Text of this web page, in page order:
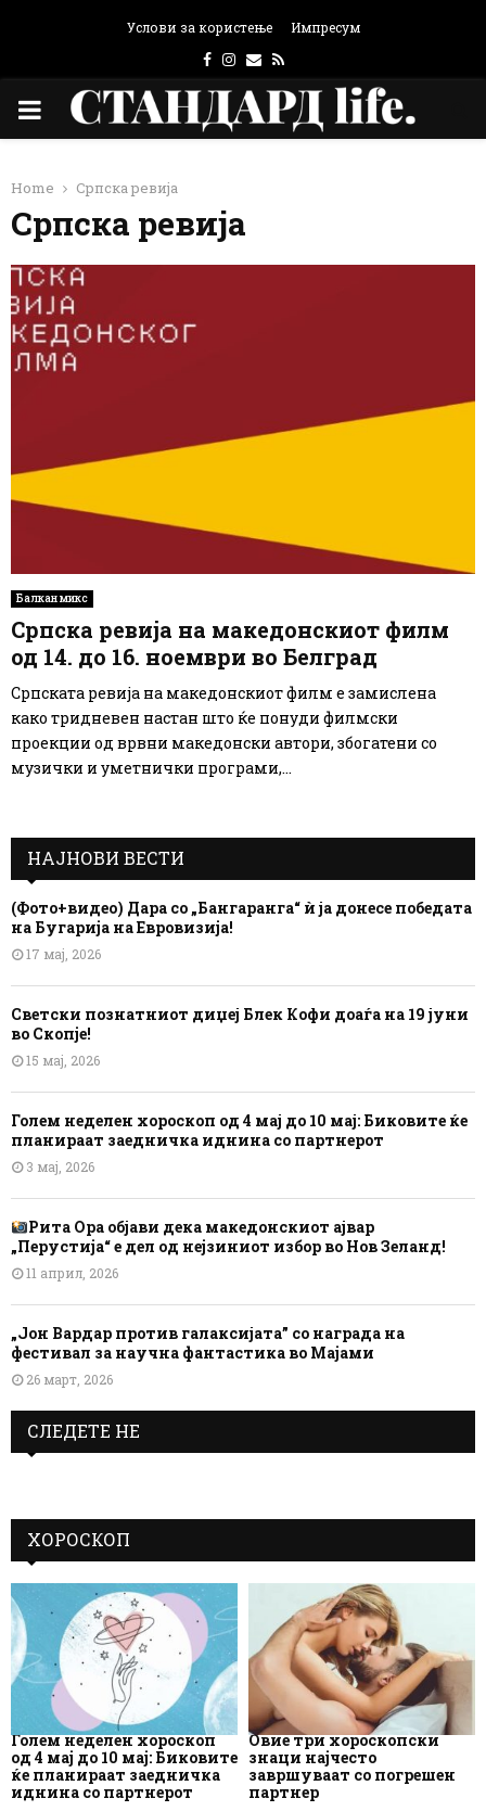
Услови за користење Импресум
Facebook
Instagram
Email
Rss
PRIMARY
Home Српска ревија
Српска ревија
Балкан микс
Српска ревија на македонскиот филм
од 14. до 16. ноември во Белград
Српската ревија на македонскиот филм е замислена
како тридневен настан што ќе понуди филмски
проекции од врвни македонски автори, збогатени со
музички и уметнички програми,...
НАЈНОВИ ВЕСТИ
(Фото+видео) Дара со „Бангаранга“ ѝ ја донесе победата
на Бугарија на Евровизија!
17 мај, 2026
Светски познатниот диџеј Блек Кофи доаѓа на 19 јуни
во Скопје!
15 мај, 2026
Голем неделен хороскоп од 4 мај до 10 мај: Биковите ќе
планираат заедничка иднина со партнерот
3 мај, 2026
Рита Ора објави дека македонскиот ајвар
„Перустија“ е дел од нејзиниот избор во Нов Зеланд!
11 април, 2026
„Јон Вардар против галаксијата” со награда на
фестивал за научна фантастика во Мајами
26 март, 2026
СЛЕДЕТЕ НЕ
ХОРОСКОП
Голем неделен хороскоп
од 4 мај до 10 мај: Биковите
ќе планираат заедничка
иднина со партнерот
Овие три хороскопски
знаци најчесто
завршуваат со погрешен
партнер